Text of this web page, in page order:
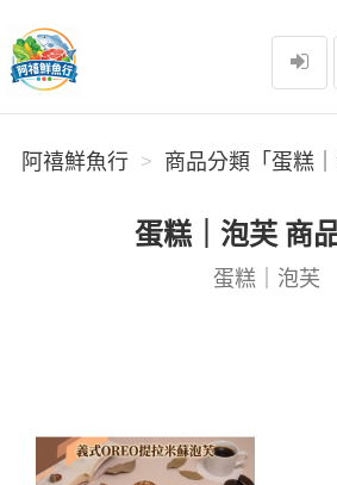
阿禧鮮魚行
阿禧鮮魚行 商品分類「️蛋糕
蛋糕｜泡芙 商
️蛋糕｜泡芙